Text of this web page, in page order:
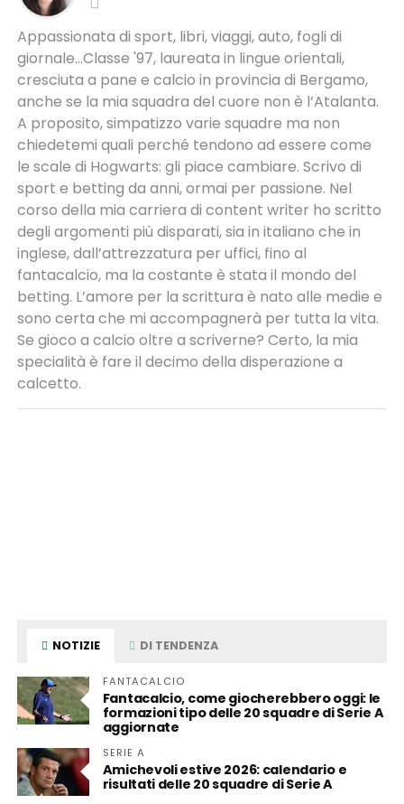
Appassionata di sport, libri, viaggi, auto, fogli di
giornale...Classe '97, laureata in lingue orientali,
cresciuta a pane e calcio in provincia di Bergamo,
anche se la mia squadra del cuore non è l’Atalanta.
A proposito, simpatizzo varie squadre ma non
chiedetemi quali perché tendono ad essere come
le scale di Hogwarts: gli piace cambiare. Scrivo di
sport e betting da anni, ormai per passione. Nel
corso della mia carriera di content writer ho scritto
degli argomenti più disparati, sia in italiano che in
inglese, dall’attrezzatura per uffici, fino al
fantacalcio, ma la costante è stata il mondo del
betting. L’amore per la scrittura è nato alle medie e
sono certa che mi accompagnerà per tutta la vita.
Se gioco a calcio oltre a scriverne? Certo, la mia
specialità è fare il decimo della disperazione a
calcetto.
NOTIZIE DI TENDENZA
FANTACALCIO
Fantacalcio, come giocherebbero oggi: le
formazioni tipo delle 20 squadre di Serie A
aggiornate
SERIE A
Amichevoli estive 2026: calendario e
risultati delle 20 squadre di Serie A